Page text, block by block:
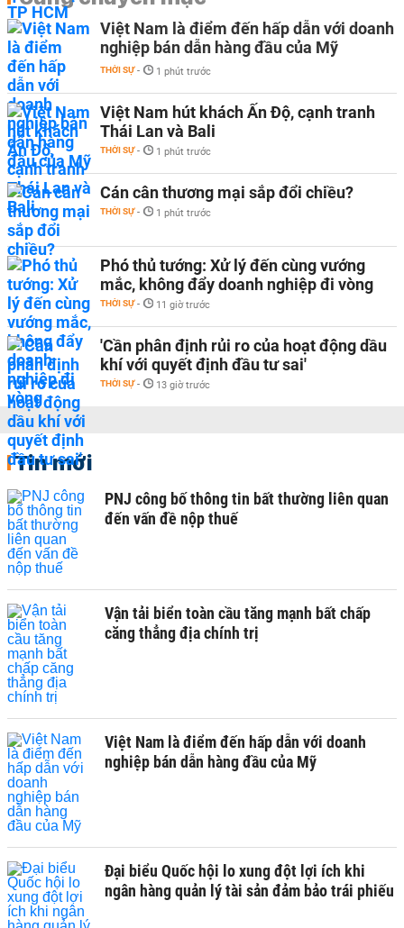
Việt Nam là điểm đến hấp dẫn với doanh
nghiệp bán dẫn hàng đầu của Mỹ
THỜI SỰ - 1 phút trước
Việt Nam hút khách Ấn Độ, cạnh tranh
Thái Lan và Bali
THỜI SỰ - 1 phút trước
Cán cân thương mại sắp đổi chiều?
THỜI SỰ - 1 phút trước
Phó thủ tướng: Xử lý đến cùng vướng
mắc, không đẩy doanh nghiệp đi vòng
THỜI SỰ - 11 giờ trước
'Cần phân định rủi ro của hoạt động dầu
khí với quyết định đầu tư sai'
THỜI SỰ - 13 giờ trước
Tin mới
PNJ công bố thông tin bất thường liên quan
đến vấn đề nộp thuế
Vận tải biển toàn cầu tăng mạnh bất chấp
căng thẳng địa chính trị
Việt Nam là điểm đến hấp dẫn với doanh
nghiệp bán dẫn hàng đầu của Mỹ
Đại biểu Quốc hội lo xung đột lợi ích khi
ngân hàng quản lý tài sản đảm bảo trái phiếu